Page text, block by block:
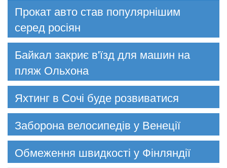
Прокат авто став популярнішим
серед росіян
Байкал закриє в'їзд для машин на
пляж Ольхона
Яхтинг в Сочі буде розвиватися
Заборона велосипедів у Венеції
Обмеження швидкості у Фінляндії